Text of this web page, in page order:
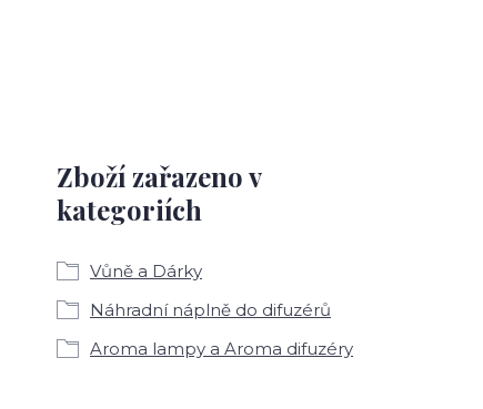
Zboží zařazeno v
kategoriích
Vůně a Dárky
Náhradní náplně do difuzérů
Aroma lampy a Aroma difuzéry